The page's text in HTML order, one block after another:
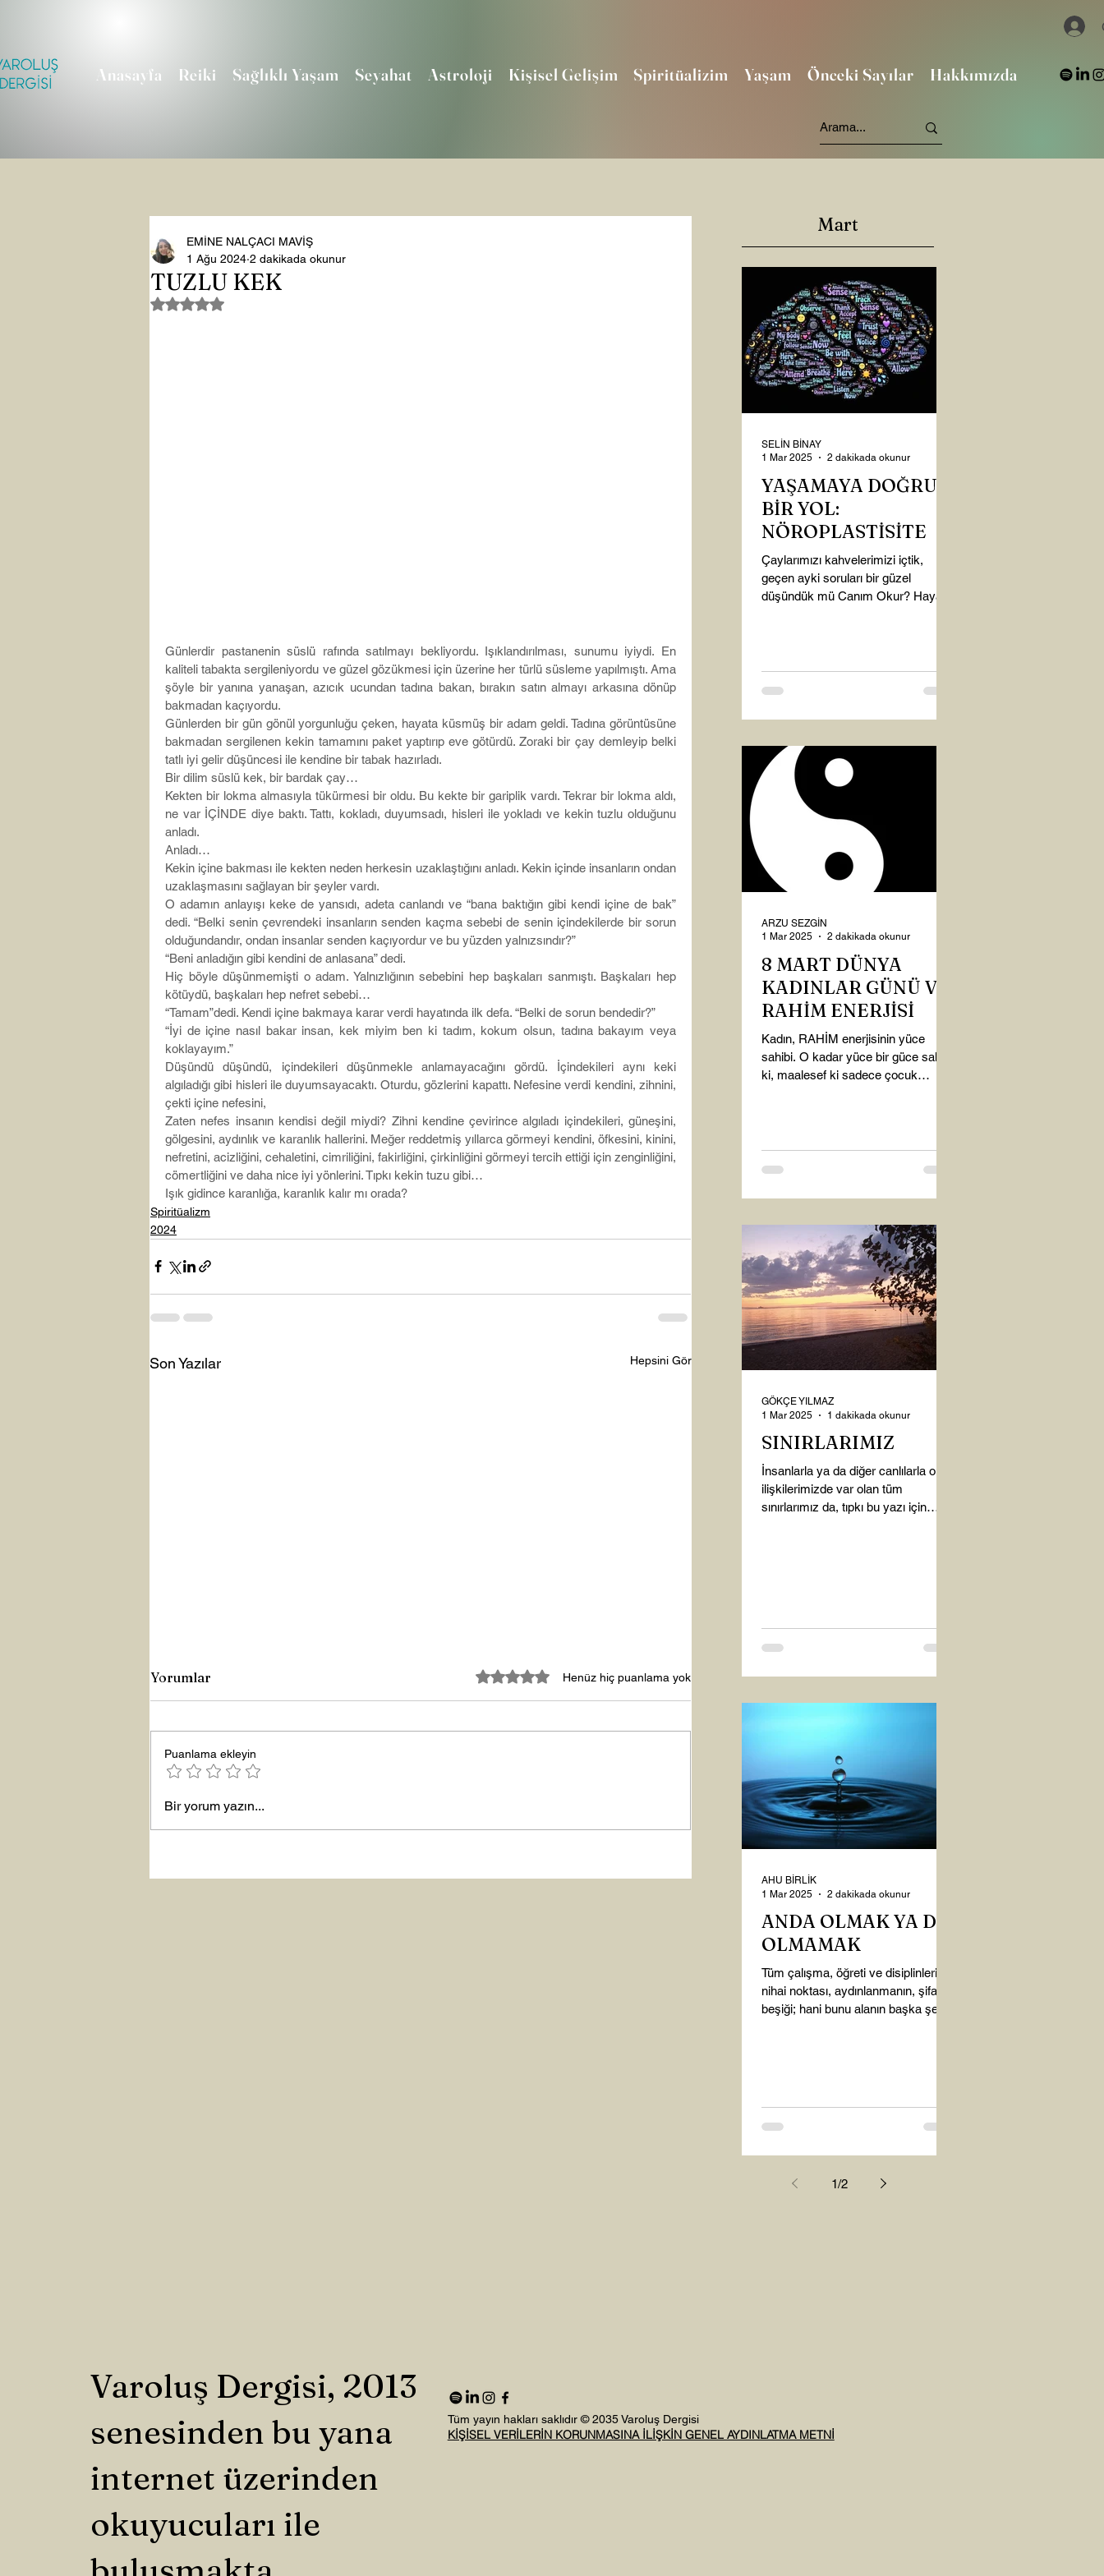
Anasayfa Reiki Sağlıklı Yaşam Seyahat Astroloji Kişisel Gelişim Spiritüalizim Yaşam Önceki Sayılar Hakkımızda
TUZLU KEK
EMİNE NALÇACI MAVİŞ
1 Ağu 2024 2 dakikada okunur
5 üzerinden NaN yıldız
Günlerdir pastanenin süslü rafında satılmayı bekliyordu. Işıklandırılması, sunumu iyiydi. En
kaliteli tabakta sergileniyordu ve güzel gözükmesi için üzerine her türlü süsleme yapılmıştı. Ama
şöyle bir yanına yanaşan, azıcık ucundan tadına bakan, bırakın satın almayı arkasına dönüp
bakmadan kaçıyordu.
Günlerden bir gün gönül yorgunluğu çeken, hayata küsmüş bir adam geldi. Tadına görüntüsüne
bakmadan sergilenen kekin tamamını paket yaptırıp eve götürdü. Zoraki bir çay demleyip belki
tatlı iyi gelir düşüncesi ile kendine bir tabak hazırladı.
Bir dilim süslü kek, bir bardak çay…
Kekten bir lokma almasıyla tükürmesi bir oldu. Bu kekte bir gariplik vardı. Tekrar bir lokma aldı,
ne var İÇİNDE diye baktı. Tattı, kokladı, duyumsadı, hisleri ile yokladı ve kekin tuzlu olduğunu
anladı.
Anladı…
Kekin içine bakması ile kekten neden herkesin uzaklaştığını anladı. Kekin içinde insanların ondan
uzaklaşmasını sağlayan bir şeyler vardı.
O adamın anlayışı keke de yansıdı, adeta canlandı ve “bana baktığın gibi kendi içine de bak”
dedi. “Belki senin çevrendeki insanların senden kaçma sebebi de senin içindekilerde bir sorun
olduğundandır, ondan insanlar senden kaçıyordur ve bu yüzden yalnızsındır?”
“Beni anladığın gibi kendini de anlasana” dedi.
Hiç böyle düşünmemişti o adam. Yalnızlığının sebebini hep başkaları sanmıştı. Başkaları hep
kötüydü, başkaları hep nefret sebebi…
“Tamam”dedi. Kendi içine bakmaya karar verdi hayatında ilk defa. “Belki de sorun bendedir?”
“İyi de içine nasıl bakar insan, kek miyim ben ki tadım, kokum olsun, tadına bakayım veya
koklayayım.”
Düşündü düşündü, içindekileri düşünmekle anlamayacağını gördü. İçindekileri aynı keki
algıladığı gibi hisleri ile duyumsayacaktı. Oturdu, gözlerini kapattı. Nefesine verdi kendini, zihnini,
çekti içine nefesini,
Zaten nefes insanın kendisi değil miydi? Zihni kendine çevirince algıladı içindekileri, güneşini,
gölgesini, aydınlık ve karanlık hallerini. Meğer reddetmiş yıllarca görmeyi kendini, öfkesini, kinini,
nefretini, acizliğini, cehaletini, cimriliğini, fakirliğini, çirkinliğini görmeyi tercih ettiği için zenginliğini,
cömertliğini ve daha nice iyi yönlerini. Tıpkı kekin tuzu gibi…
Işık gidince karanlığa, karanlık kalır mı orada?
Spiritüalizm
2024
Son Yazılar Hepsini Gör
Yorumlar 5 üzerinden 0 yıldızHenüz hiç puanlama yok
Puanlama ekleyin
Bir yorum yazın...
Mart
YAŞAMAYA DOĞRU
BİR YOL:
NÖROPLASTİSİTE
Çaylarımızı kahvelerimizi içtik,
geçen ayki soruları bir güzel
düşündük mü Canım Okur? Hayatta
SELİN BİNAY
1 Mar 2025
2 dakikada okunur
8 MART DÜNYA
KADINLAR GÜNÜ VE
RAHİM ENERJİSİ
Kadın, RAHİM enerjisinin yüce
sahibi. O kadar yüce bir güce sahip
ki, maalesef ki sadece çocuk
ARZU SEZGİN
1 Mar 2025
2 dakikada okunur
SINIRLARIMIZ
İnsanlarla ya da diğer canlılarla olan
ilişkilerimizde var olan tüm
sınırlarımız da, tıpkı bu yazı için
GÖKÇE YILMAZ
1 Mar 2025
1 dakikada okunur
ANDA OLMAK YA DA
OLMAMAK
Tüm çalışma, öğreti ve disiplinlerin
nihai noktası, aydınlanmanın, şifanın
beşiği; hani bunu alanın başka şey
AHU BİRLİK
1 Mar 2025
2 dakikada okunur
1/2
Varoluş Dergisi, 2013
senesinden bu yana
internet üzerinden
okuyucuları ile
Tüm yayın hakları saklıdır © 2035 Varoluş Dergisi
KİŞİSEL VERİLERİN KORUNMASINA İLİŞKİN GENEL AYDINLATMA METNİ